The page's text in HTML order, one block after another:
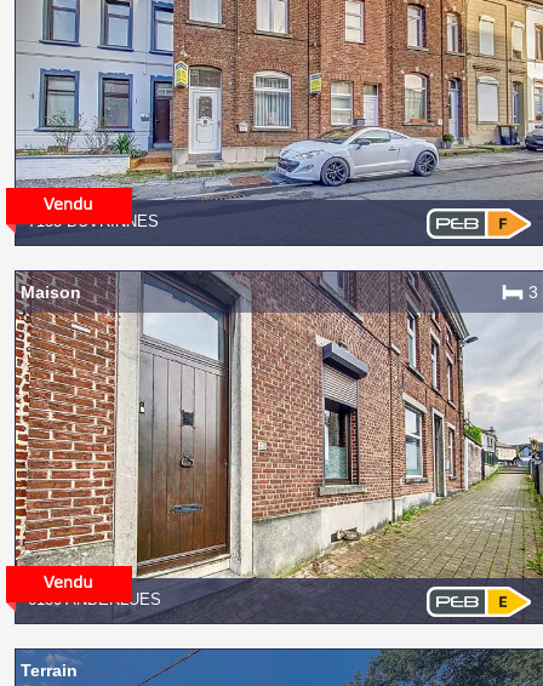
7133 BUVRINNES
6150 ANDERLUES
Maison 3
Terrain